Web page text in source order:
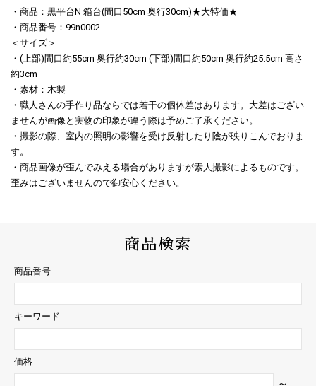
商品検索
商品番号
キーワード
価格
・商品：黒平台N 箱台(間口50cm 奥行30cm)★大特価★
・商品番号：99n0002
＜サイズ＞
・(上部)間口約55cm 奥行約30cm (下部)間口約50cm 奥行約25.5cm 高さ
約3cm
・素材：木製
・職人さんの手作り品ならでは若干の個体差はあります。大差はござい
ませんが画像と実物の印象が違う際は予めご了承ください。
・撮影の際、室内の照明の影響を受け反射したり陰が映りこんでおりま
す。
・商品画像が歪んでみえる場合がありますが素人撮影によるものです。
歪みはございませんので御安心ください。